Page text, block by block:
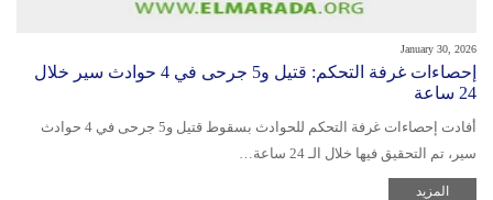
January 30, 2026
إحصاءات غرفة التحكم: قتيل و5 جرحى في 4 حوادث سير خلال
24 ساعة
أفادت إحصاءات غرفة التحكم للحوادث بسقوط قتيل و5 جرحى في 4 حوادث
سير، تم التحقيق فيها خلال الـ 24 ساعة…
المزيد